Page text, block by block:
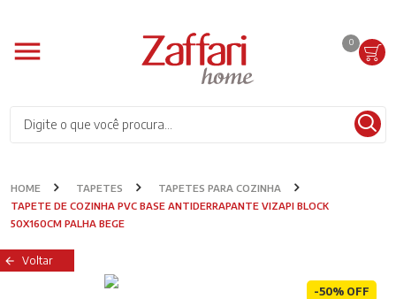
0
HOME TAPETES
TAPETES PARA COZINHA
TAPETE DE COZINHA PVC BASE ANTIDERRAPANTE VIZAPI BLOCK
50X160CM PALHA BEGE
Voltar
-50% OFF